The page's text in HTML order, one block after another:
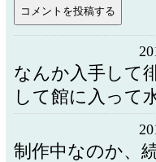
なんか入手して
して館に入っ
制作中なのか、